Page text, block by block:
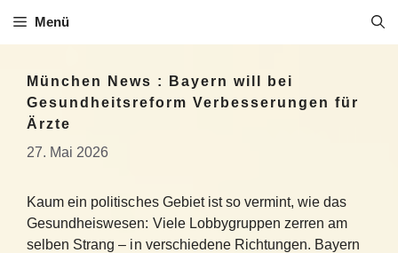
Inhalt
Menü
München News : Bayern will bei
Gesundheitsreform Verbesserungen für
Ärzte
27. Mai 2026
Kaum ein politisches Gebiet ist so vermint, wie das
Gesundheiswesen: Viele Lobbygruppen zerren am
selben Strang – in verschiedene Richtungen. Bayern